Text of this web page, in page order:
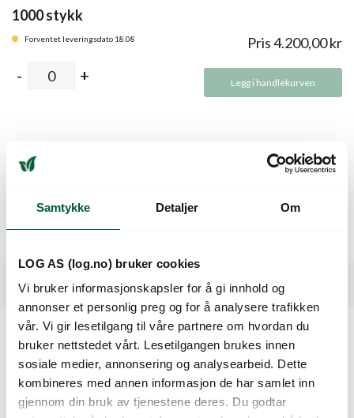
Samtykke Detaljer Om
LOG AS (log.no) bruker cookies
Vi bruker informasjonskapsler for å gi innhold og
annonser et personlig preg og for å analysere trafikken
vår. Vi gir lesetilgang til våre partnere om hvordan du
bruker nettstedet vårt. Lesetilgangen brukes innen
sosiale medier, annonsering og analysearbeid. Dette
kombineres med annen informasjon de har samlet inn
gjennom din bruk av tjenestene deres. Du godtar
1000 stykk
Forventet leveringsdato 18.08 Pris4.200,00kr
Legg i handlekurven
Beskrivelse
Oransje cherry på 15- 18 g. Modner tidlig. God og søt smak.
Spesifikasjoner
Kunder så også på